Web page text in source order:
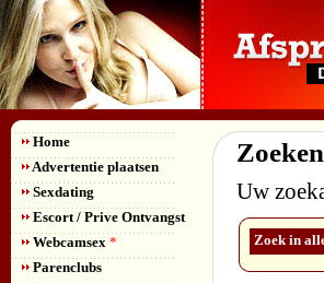
Home
Advertentie plaatsen
Sexdating
Escort / Prive Ontvangst
Webcamsex *
Parenclubs
Uw
Zoek in